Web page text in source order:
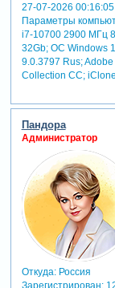
27-07-2026 00:16:05
Параметры
i7-10700 2900 МГц
32Gb; ОС Windows
9.0.3797 Rus;
Collection СС;
Пандора
Администратор
Откуда:Россия
Зарегистрирован: